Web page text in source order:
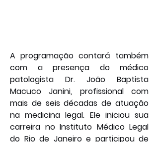
A programação contará também
com a presença do médico
patologista Dr. João Baptista
Macuco Janini, profissional com
mais de seis décadas de atuação
na medicina legal. Ele iniciou sua
carreira no Instituto Médico Legal
do Rio de Janeiro e participou de